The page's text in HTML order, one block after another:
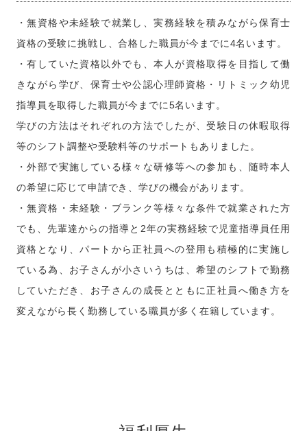
・無資格や未経験で就業し、実務経験を積みながら保育士
資格の受験に挑戦し、合格した職員が今までに4名います。
・有していた資格以外でも、本人が資格取得を目指して働
きながら学び、保育士や公認心理師資格・リトミック幼児
指導員を取得した職員が今までに5名います。
学びの方法はそれぞれの方法でしたが、受験日の休暇取得
等のシフト調整や受験料等のサポートもありました。
・外部で実施している様々な研修等への参加も、随時本人
の希望に応じて申請でき、学びの機会があります。
・無資格・未経験・ブランク等様々な条件で就業された方
でも、先輩達からの指導と2年の実務経験で児童指導員任用
資格となり、パートから正社員への登用も積極的に実施し
ている為、お子さんが小さいうちは、希望のシフトで勤務
していただき、お子さんの成長とともに正社員へ働き方を
変えながら長く勤務している職員が多く在籍しています。